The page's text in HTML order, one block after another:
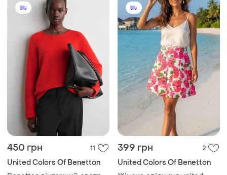
450 грн 11
United Colors Of Benetton
399 грн 2
United Colors Of Benetton